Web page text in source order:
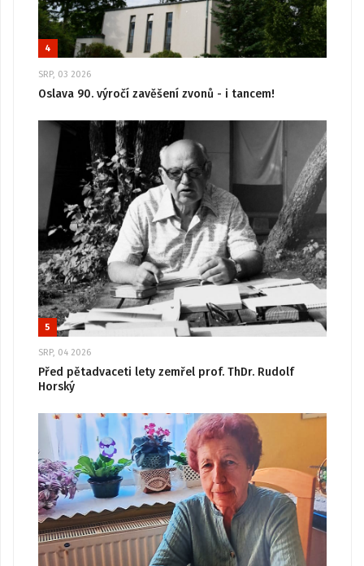
4
SRP, 03 2026
Oslava 90. výročí zavěšení zvonů - i tancem!
5
SRP, 04 2026
Před pětadvaceti lety zemřel prof. ThDr. Rudolf
Horský